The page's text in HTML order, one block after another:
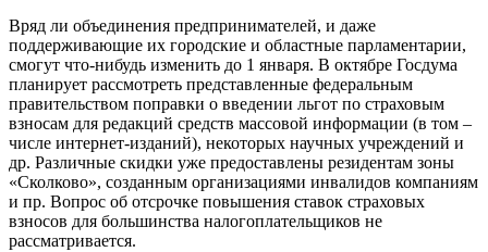
Вряд ли объединения предпринимателей, и даже
поддерживающие их городские и областные парламентарии,
смогут что-нибудь изменить до 1 января. В октябре Госдума
планирует рассмотреть представленные федеральным
правительством поправки о введении льгот по страховым
взносам для редакций средств массовой информации (в том –
числе интернет-изданий), некоторых научных учреждений и
др. Различные скидки уже предоставлены резидентам зоны
«Сколково», созданным организациями инвалидов компаниям
и пр. Вопрос об отсрочке повышения ставок страховых
взносов для большинства налогоплательщиков не
рассматривается.